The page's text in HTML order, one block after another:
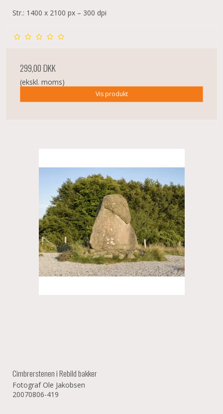
Str.: 1400 x 2100 px – 300 dpi
299,00 DKK
(ekskl. moms)
Vis produkt
Cimbrerstenen i Rebild bakker
Fotograf Ole Jakobsen
20070806-419